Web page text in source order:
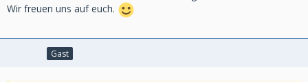
Wir freuen uns auf euch.
Gast